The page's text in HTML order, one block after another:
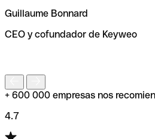
de enviar tu transferencia.
Guillaume Bonnard
CEO y cofundador de Keyweo
+ 600 000 empresas nos
4.7